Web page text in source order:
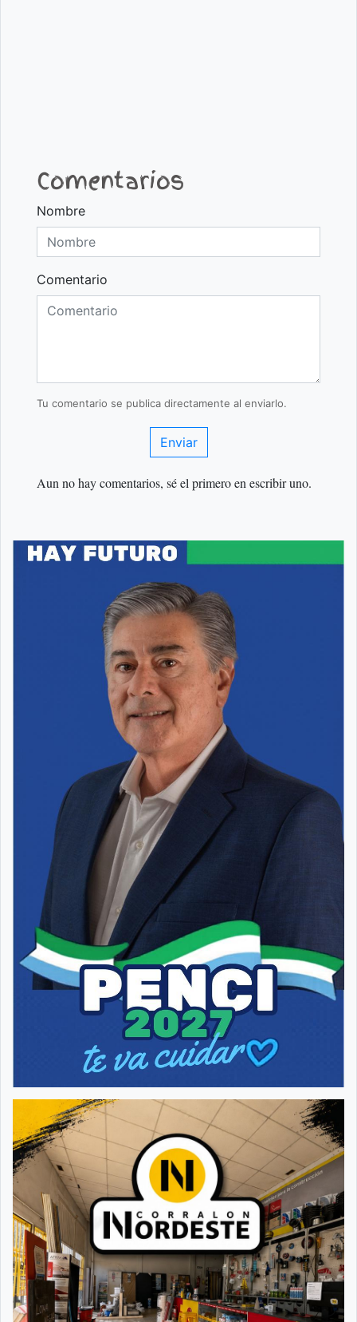
Comentarios
Nombre
Comentario
Tu comentario se publica directamente al enviarlo.
Enviar
Aun no hay comentarios, sé el primero en escribir uno.